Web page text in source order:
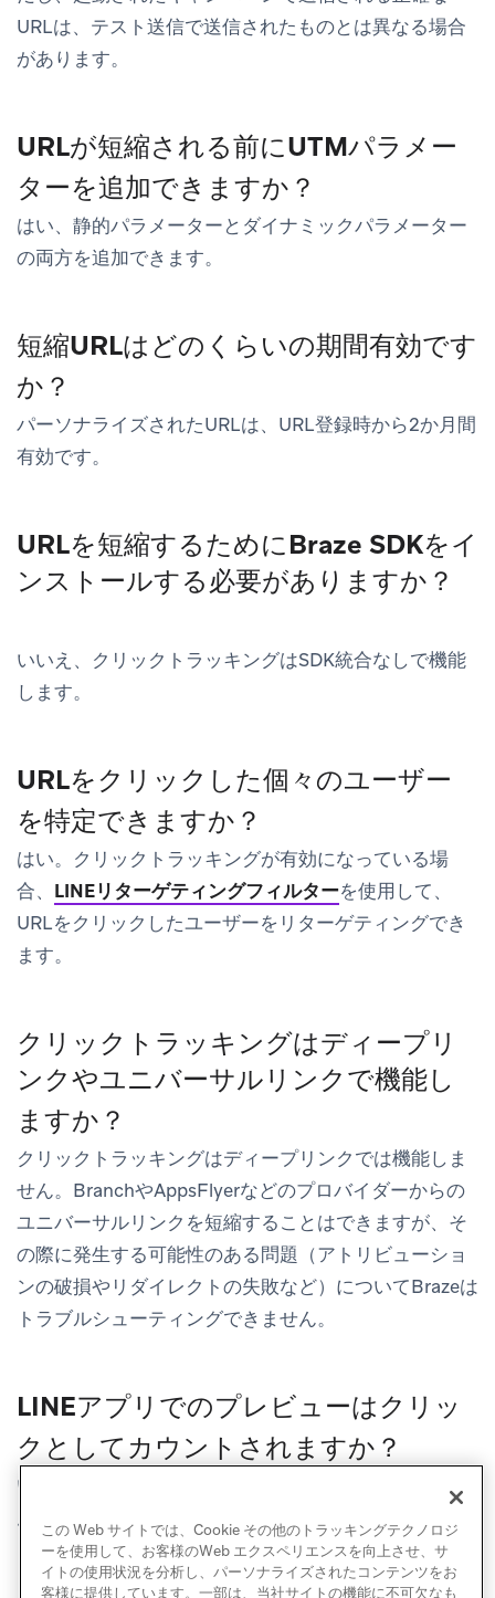
URLは、テスト送信で送信されたものとは異なる場合
があります。
URLが短縮される前にUTMパラメー
ターを追加できますか？
はい、静的パラメーターとダイナミックパラメーター
の両方を追加できます。
短縮URLはどのくらいの期間有効です
か？
パーソナライズされたURLは、URL登録時から2か月間
有効です。
URLを短縮するためにBraze SDKをイ
ンストールする必要がありますか？
いいえ、クリックトラッキングはSDK統合なしで機能
します。
URLをクリックした個々のユーザー
を特定できますか？
はい。クリックトラッキングが有効になっている場
合、 LINEリターゲティングフィルターを使用して、
URLをクリックしたユーザーをリターゲティングでき
ます。
クリックトラッキングはディープリ
ンクやユニバーサルリンクで機能し
ますか？
クリックトラッキングはディープリンクでは機能しま
せん。BranchやAppsFlyerなどのプロバイダーからの
ユニバーサルリンクを短縮することはできますが、そ
の際に発生する可能性のある問題（アトリビューショ
ンの破損やリダイレクトの失敗など）についてBrazeは
トラブルシューティングできません。
LINEアプリでのプレビューはクリッ
クとしてカウントされますか？
いいえ、LINEメッセージのクリック率には寄与しませ
ん。
この Web サイトでは、Cookie その他のトラッキングテクノロジ
ーを使用して、お客様のWeb エクスペリエンスを向上させ、サ
イトの使用状況を分析し、パーソナライズされたコンテンツをお
客様に提供しています。一部は、当社サイトの機能に不可欠なも